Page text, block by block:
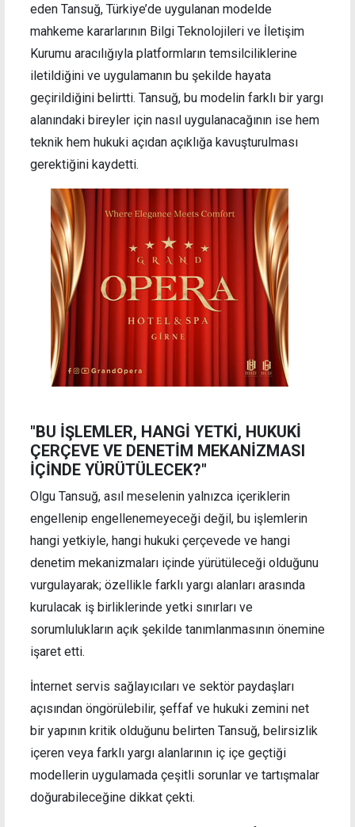
eden Tansuğ, Türkiye’de uygulanan modelde
mahkeme kararlarının Bilgi Teknolojileri ve İletişim
Kurumu aracılığıyla platformların temsilciliklerine
iletildiğini ve uygulamanın bu şekilde hayata
geçirildiğini belirtti. Tansuğ, bu modelin farklı bir yargı
alanındaki bireyler için nasıl uygulanacağının ise hem
teknik hem hukuki açıdan açıklığa kavuşturulması
gerektiğini kaydetti.
"BU İŞLEMLER, HANGİ YETKİ, HUKUKİ
ÇERÇEVE VE DENETİM MEKANİZMASI
İÇİNDE YÜRÜTÜLECEK?"
Olgu Tansuğ, asıl meselenin yalnızca içeriklerin
engellenip engellenemeyeceği değil, bu işlemlerin
hangi yetkiyle, hangi hukuki çerçevede ve hangi
denetim mekanizmaları içinde yürütüleceği olduğunu
vurgulayarak; özellikle farklı yargı alanları arasında
kurulacak iş birliklerinde yetki sınırları ve
sorumlulukların açık şekilde tanımlanmasının önemine
işaret etti.
İnternet servis sağlayıcıları ve sektör paydaşları
açısından öngörülebilir, şeffaf ve hukuki zemini net
bir yapının kritik olduğunu belirten Tansuğ, belirsizlik
içeren veya farklı yargı alanlarının iç içe geçtiği
modellerin uygulamada çeşitli sorunlar ve tartışmalar
doğurabileceğine dikkat çekti.